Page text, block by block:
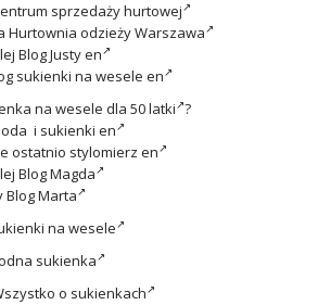
sprzedaży hurtowej
Hurtownia odzieży Warszawa
Blog Justy en
sukienki na wesele en
na wesele dla 50 latki ?
i sukienki en
ostatnio stylomierz en
Blog Magda
Blog Marta
na wesele
sukienka
o sukienkach